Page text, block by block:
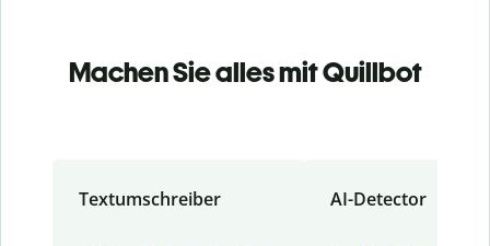
Machen Sie alles mit Quillbot
Textumschreiber AI-Detector